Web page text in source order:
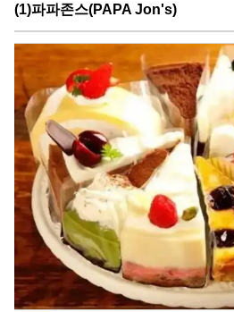
(1)파파존스(PAPA Jon's)